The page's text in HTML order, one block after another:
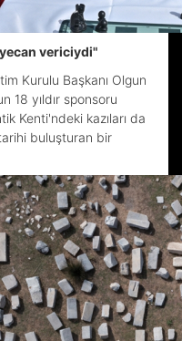
vericiydi"
Kurulu Başkanı Olgun
18 yıldır sponsoru
Kenti'ndeki kazıları da
buluşturan bir